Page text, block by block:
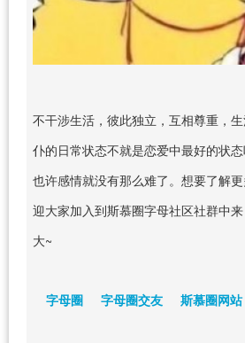
不干涉生活，彼此独立，互相尊重，
仆的日常状态不就是恋爱中最好的状
也许感情就没有那么难了。想要了解
迎大家加入到斯慕圈字母社区社群中
大~
字母圈 字母圈交友
斯慕圈网站